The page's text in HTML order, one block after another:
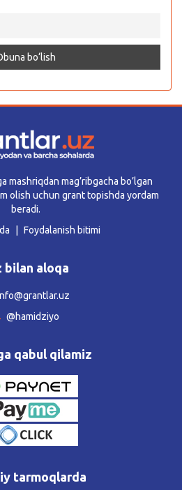
mashriqdan mag’ribgacha bo’lgan
olish uchun grant topishda yordam
beradi.
Foydalanish bitimi
bilan aloqa
@hamidziyo
qabul qilamiz
tarmoqlarda